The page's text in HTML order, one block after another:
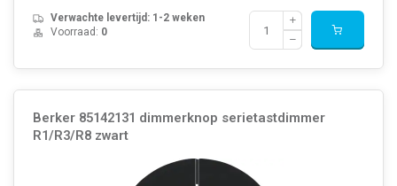
Verwachte levertijd: 1-2 weken
Voorraad: 0
Berker 85142131 dimmerknop serietastdimmer
R1/R3/R8 zwart